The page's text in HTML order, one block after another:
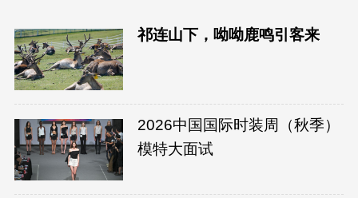
祁连山下，呦呦鹿鸣引客来
2026中国国际时装周（秋季）
模特大面试